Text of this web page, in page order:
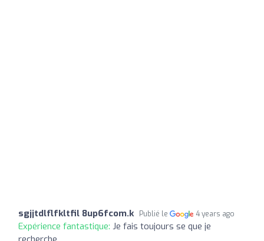
sgjjtdlflfkltfil 8up6fcom.k Publié le 4 years ago
Expérience fantastique: Je fais toujours se que je